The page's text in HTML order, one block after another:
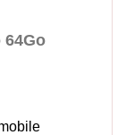
64Go